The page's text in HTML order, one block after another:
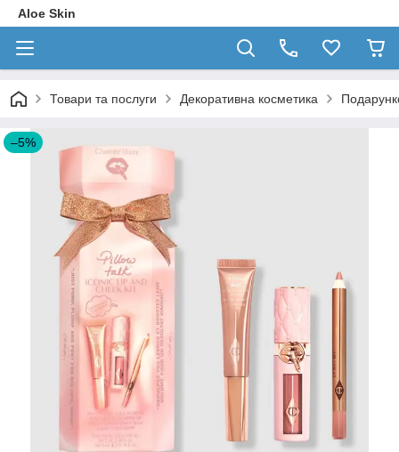
Aloe Skin
Товари та послуги Декоративна косметика
–5%